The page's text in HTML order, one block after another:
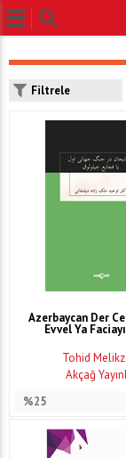
Filtrele
Azerbaycan Der
Evvel Ya
Tohid
Akçağ
%25